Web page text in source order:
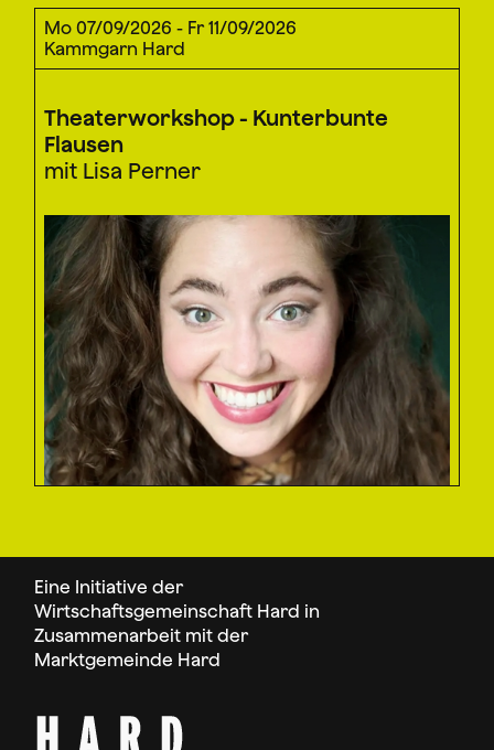
Mo 07/09/2026 - Fr 11/09/2026
Kammgarn Hard
Theaterworkshop - Kunterbunte
Flausen
mit Lisa Perner
Eine Initiative der
Wirtschaftsgemeinschaft Hard in
Zusammenarbeit mit der
Marktgemeinde Hard